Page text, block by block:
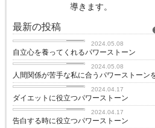
導きます。
最新の投稿
2024.05.08
自立心を養ってくれるパワーストーン
love
2024.05.08
人間関係が苦手な私に合うパワーストーン
love
2024.04.17
ダイエットに役立つパワーストーン
love
2024.04.17
告白する時に役立つパワーストーン